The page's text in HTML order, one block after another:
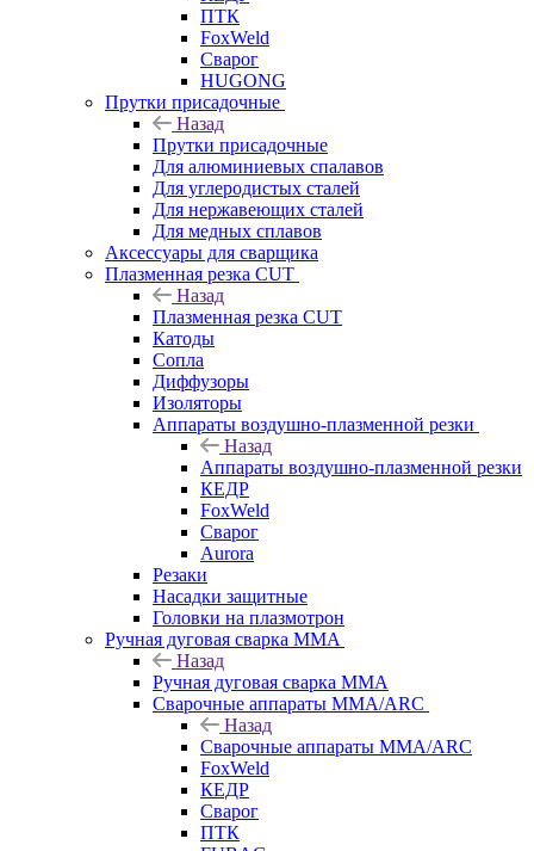
ПТК
FoxWeld
Сварог
HUGONG
Прутки присадочные
Назад
Прутки присадочные
Для алюминиевых спалавов
Для углеродистых сталей
Для нержавеющих сталей
Для медных сплавов
Аксессуары для сварщика
Плазменная резка CUT
Назад
Плазменная резка CUT
Катоды
Сопла
Диффузоры
Изоляторы
Аппараты воздушно-плазменной резки
Назад
Аппараты воздушно-плазменной резки
КЕДР
FoxWeld
Сварог
Aurora
Резаки
Насадки защитные
Головки на плазмотрон
Ручная дуговая сварка MMA
Назад
Ручная дуговая сварка MMA
Сварочные аппараты MMA/ARC
Назад
Сварочные аппараты MMA/ARC
FoxWeld
КЕДР
Сварог
ПТК